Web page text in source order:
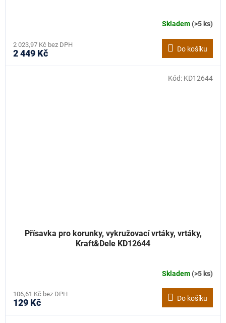
Skladem(>5 ks)
2 023,97 Kč bez DPH
2 449 Kč Do košíku
Přísavka pro korunky, vykružovací vrtáky, vrtáky,
Kraft&Dele KD12644
Skladem(>5 ks)
106,61 Kč bez DPH
129 Kč Do košíku
Kód: KD12644